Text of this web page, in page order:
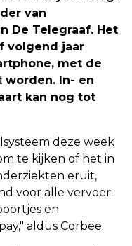
van
De Telegraaf. Het
volgend jaar
met de
worden. In- en
kan nog tot
deze week
te kijken of het in
eruit,
voor alle vervoer.
en
aldus Corbee.